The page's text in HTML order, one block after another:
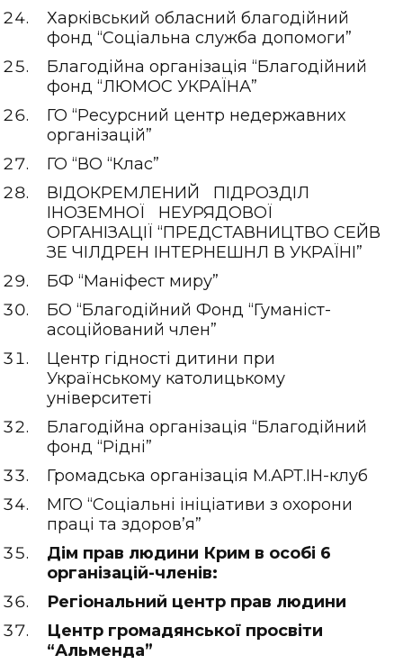
Харківський обласний благодійний
фонд “Соціальна служба допомоги”
Благодійна організація “Благодійний
фонд “ЛЮМОС УКРАЇНА”
ГО “Ресурсний центр недержавних
організацій”
ГО “ВО “Клас”
ВІДОКРЕМЛЕНИЙ ПІДРОЗДІЛ
ІНОЗЕМНОЇ НЕУРЯДОВОЇ
ОРГАНІЗАЦІЇ “ПРЕДСТАВНИЦТВО СЕЙВ
ЗЕ ЧІЛДРЕН ІНТЕРНЕШНЛ В УКРАЇНІ”
БФ “Маніфест миру”
БО “Благодійний Фонд “Гуманіст-
асоційований член”
Центр гідності дитини при
Українському католицькому
університеті
Благодійна організація “Благодійний
фонд “Рідні”
Громадська організація М.АРТ.ІН-клуб
МГО “Соціальні ініціативи з охорони
праці та здоров’я”
Дім прав людини Крим в особі 6
організацій-членів:
Регіональний центр прав людини
Центр громадянської просвіти
“Альменда”